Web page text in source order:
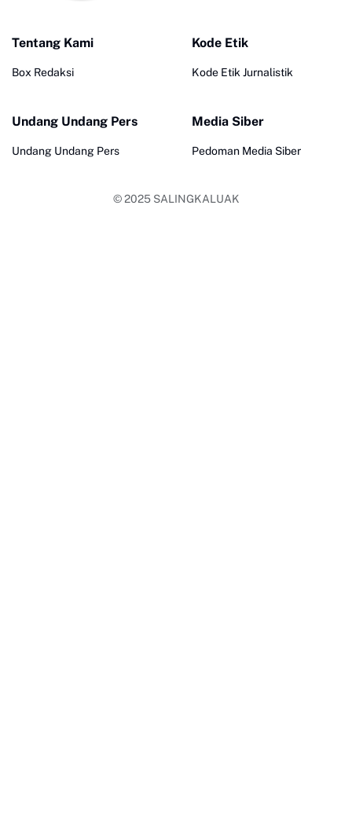
Tentang Kami
Box Redaksi
Kode Etik
Kode Etik Jurnalistik
Undang Undang Pers
Undang Undang Pers
Media Siber
Pedoman Media Siber
© 2025 SALINGKALUAK